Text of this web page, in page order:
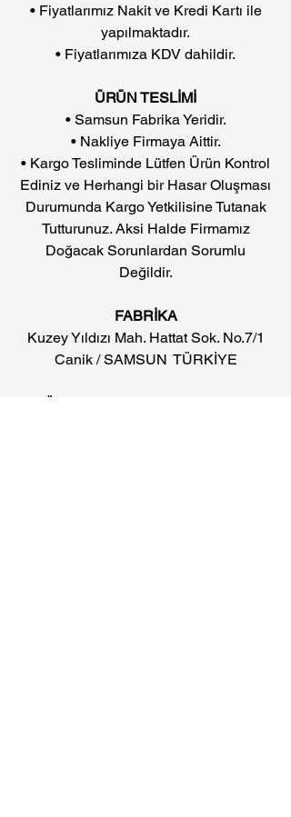
• Fiyatlarımız Nakit ve Kredi Kartı ile
yapılmaktadır.
• Fiyatlarımıza KDV dahildir.
ÜRÜN TESLİMİ
• Samsun Fabrika Yeridir.
• Nakliye Firmaya Aittir.
• Kargo Tesliminde Lütfen Ürün Kontrol
Ediniz ve Herhangi bir Hasar Oluşması
Durumunda Kargo Yetkilisine Tutanak
Tutturunuz. Aksi Halde Firmamız
Doğacak Sorunlardan Sorumlu
Değildir.
FABRİKA
Kuzey Yıldızı Mah. Hattat Sok. No.7/1
Canik / SAMSUN TÜRKİYE
• Ürünlerin görsellerinde baskıdan